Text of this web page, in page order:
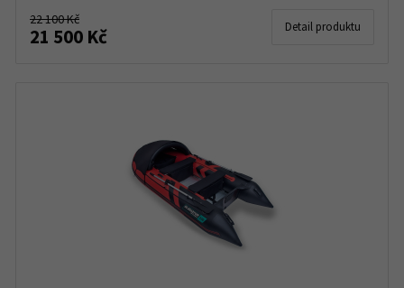
22 100 Kč
21 500 Kč Detail produktu